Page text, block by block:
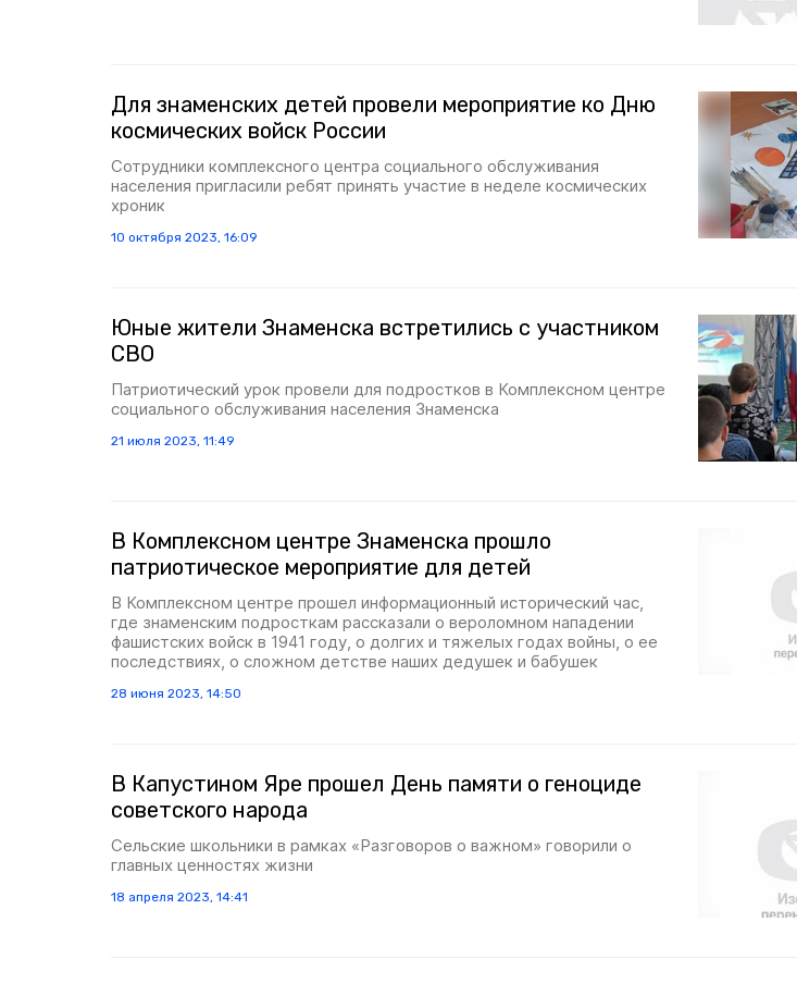
Для знаменских детей провели мероприятие ко Дню
космических войск России
Сотрудники комплексного центра социального обслуживания
населения пригласили ребят принять участие в неделе космических
хроник
10 октября 2023, 16:09
Юные жители Знаменска встретились с участником
СВО
Патриотический урок провели для подростков в Комплексном центре
социального обслуживания населения Знаменска
21 июля 2023, 11:49
В Комплексном центре Знаменска прошло
патриотическое мероприятие для детей
В Комплексном центре прошел информационный исторический час,
где знаменским подросткам рассказали о вероломном нападении
фашистских войск в 1941 году, о долгих и тяжелых годах войны, о ее
последствиях, о сложном детстве наших дедушек и бабушек
28 июня 2023, 14:50
В Капустином Яре прошел День памяти о геноциде
советского народа
Сельские школьники в рамках «Разговоров о важном» говорили о
главных ценностях жизни
18 апреля 2023, 14:41